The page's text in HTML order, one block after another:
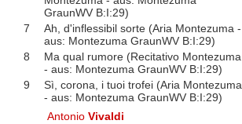
GraunWV B:I:29)
7
Ah, d'inflessibil sorte (Aria Montezuma -
aus: Montezuma GraunWV B:I:29)
8
Ma qual rumore (Recitativo Montezuma
- aus: Montezuma GraunWV B:I:29)
9
Sì, corona, i tuoi trofei (Aria Montezuma
- aus: Montezuma GraunWV B:I:29)
AntonioVivaldi